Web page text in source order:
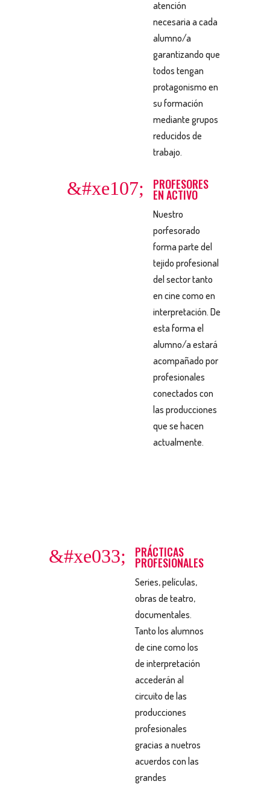
atención
necesaria a cada
alumno/a
garantizando que
todos tengan
protagonismo en
su formación
mediante grupos
reducidos de
trabajo.
&#xe107; PROFESORES
EN ACTIVO
Nuestro
porfesorado
forma parte del
tejido profesional
del sector tanto
en cine como en
interpretación. De
esta forma el
alumno/a estará
acompañado por
profesionales
conectados con
las producciones
que se hacen
actualmente.
&#xe033; PRÁCTICAS
PROFESIONALES
Series, películas,
obras de teatro,
documentales.
Tanto los alumnos
de cine como los
de interpretación
accederán al
circuito de las
producciones
profesionales
gracias a nuetros
acuerdos con las
grandes